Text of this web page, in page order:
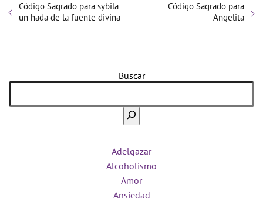
Código Sagrado para sybila
un hada de la fuente divina
Código Sagrado para
Angelita
Buscar
Adelgazar
Alcoholismo
Amor
Ansiedad